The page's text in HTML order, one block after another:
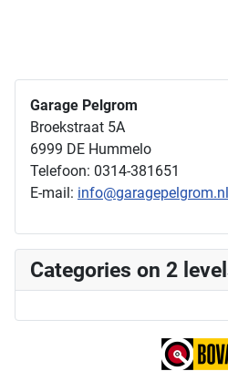
Garage Pelgrom
Broekstraat 5A
6999 DE Hummelo
Telefoon: 0314-381651
E-mail: info@garagepelgrom.nl
Categories on 2